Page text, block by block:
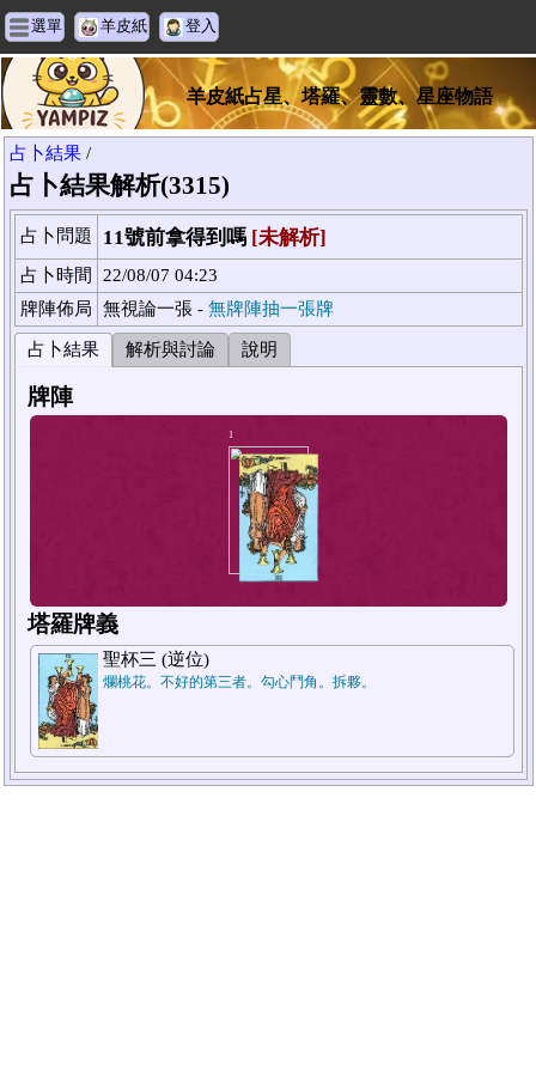
選單 羊皮紙 登入
羊皮紙占星、塔羅、靈數、星座物語
占卜結果 /
占卜結果解析(3315)
占卜問題 11號前拿得到嗎 [未解析]
占卜時間
22/08/07 04:23
牌陣佈局
無視論一張 - 無牌陣抽一張牌
占卜結果 解析與討論 說明
牌陣
1
塔羅牌義
聖杯三 (逆位)
爛桃花。不好的第三者。勾心鬥角。拆夥。